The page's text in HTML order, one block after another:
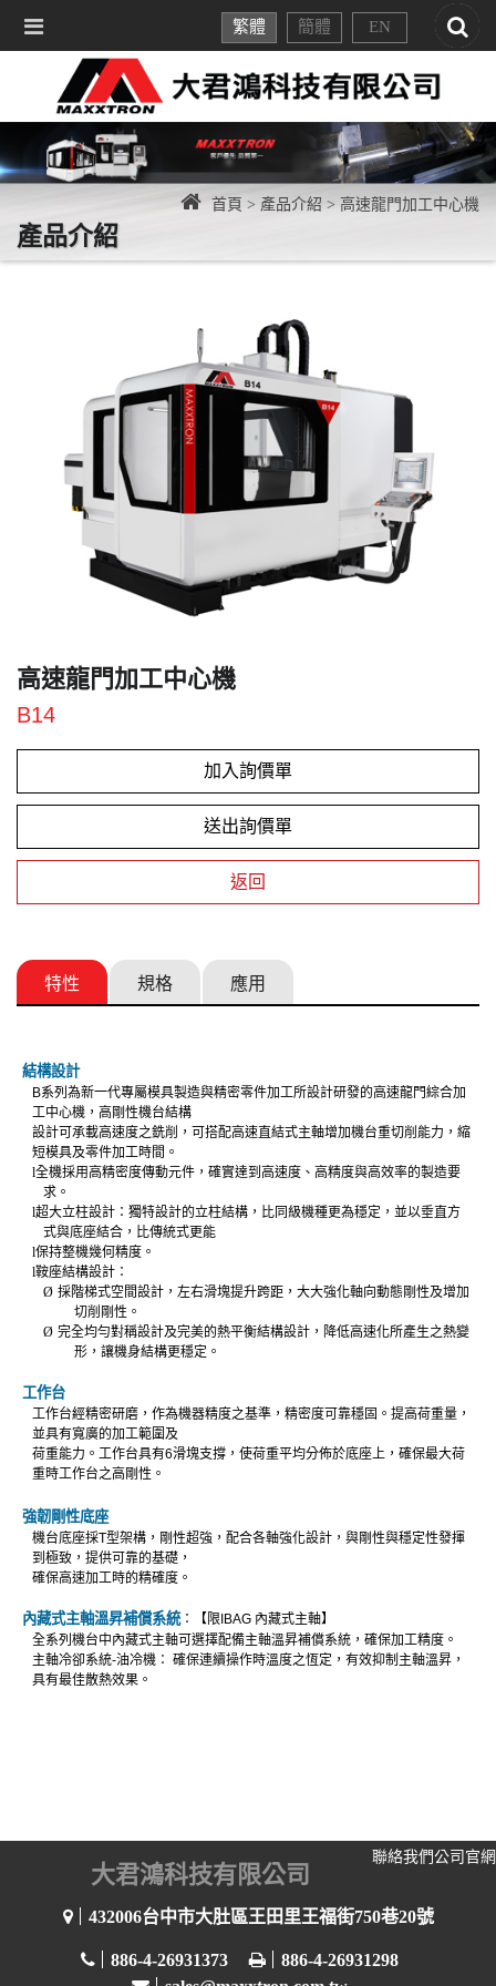
繁體 簡體 EN
首頁 > 產品介紹 > 高速龍門加工中心機
產品介紹
高速龍門加工中心機
B14
加入詢價單
送出詢價單
返回
特性 規格 應用
結構設計
B系列為新一代專屬模具製造與精密零件加工所設計研發的高速龍門綜合加
工中心機，高剛性機台結構
設計可承載高速度之銑削，可搭配高速直結式主軸增加機台重切削能力，縮
短模具及零件加工時間。
l全機採用高精密度傳動元件，確實達到高速度、高精度與高效率的製造要
求。
l超大立柱設計：獨特設計的立柱結構，比同級機種更為穩定，並以垂直方
式與底座結合，比傳統式更能
l保持整機幾何精度。
l鞍座結構設計：
Ø 採階梯式空間設計，左右滑塊提升跨距，大大強化軸向動態剛性及增加
切削剛性。
Ø 完全均勻對稱設計及完美的熱平衡結構設計，降低高速化所產生之熱變
形，讓機身結構更穩定。
工作台
工作台經精密研磨，作為機器精度之基準，精密度可靠穩固。提高荷重量，
並具有寬廣的加工範圍及
荷重能力。工作台具有6滑塊支撐，使荷重平均分佈於底座上，確保最大荷
重時工作台之高剛性。
強韌剛性底座
機台底座採T型架構，剛性超強，配合各軸強化設計，與剛性與穩定性發揮
到極致，提供可靠的基礎，
確保高速加工時的精確度。
內藏式主軸溫昇補償系統：【限 IBAG 內藏式主軸】
全系列機台中內藏式主軸可選擇配備主軸溫昇補償系統，確保加工精度。
主軸冷卻系統-油冷機：
確保連續操作時溫度之恆定，有效抑制主軸溫昇，
具有最佳散熱效果。
公司官網
聯絡我們
大君鴻科技有限公司
432006台中市大肚區王田里王福街750巷20號
886-4-26931373
886-4-26931298